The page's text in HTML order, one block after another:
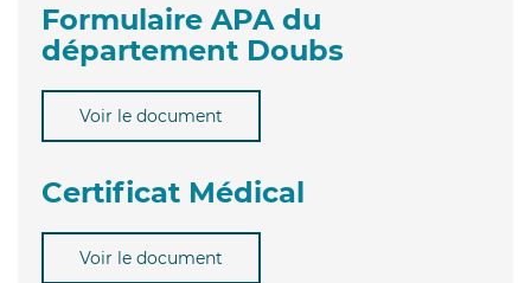
Formulaire APA du
département Doubs
Voir le document
Certificat Médical
Voir le document